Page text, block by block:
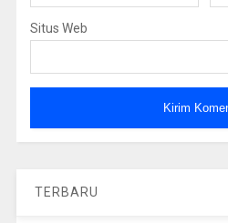
Situs Web
TERBARU